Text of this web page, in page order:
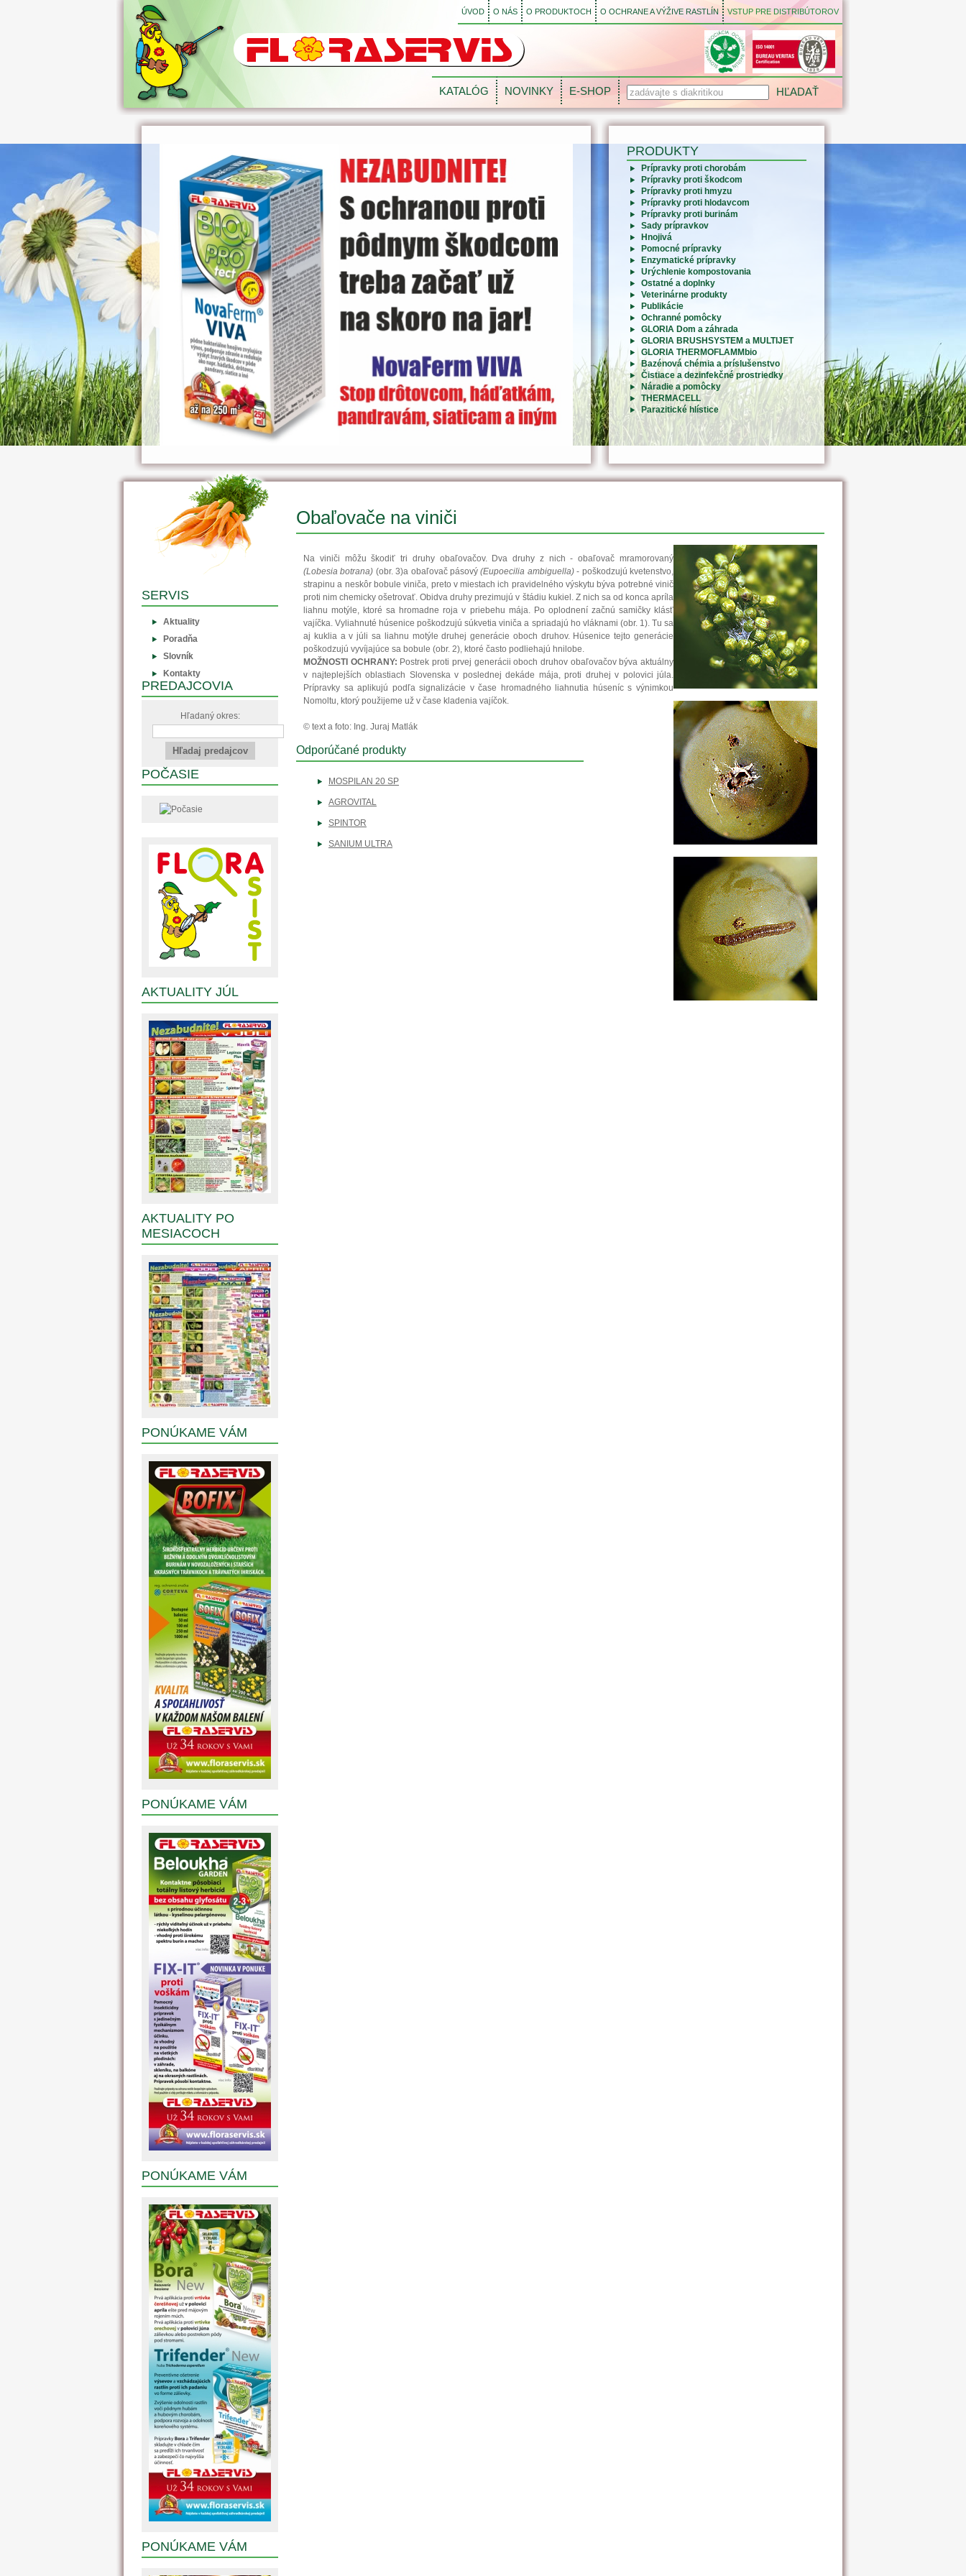
ÚVOD O NÁS O PRODUKTOCH O OCHRANE A VÝŽIVE RASTLÍN VSTUP PRE DISTRIBÚTOROV
KATALÓG NOVINKY E-SHOP
PRODUKTY
Prípravky proti chorobám
Prípravky proti škodcom
Prípravky proti hmyzu
Prípravky proti hlodavcom
Prípravky proti burinám
Sady prípravkov
Hnojivá
Pomocné prípravky
Enzymatické prípravky
Urýchlenie kompostovania
Ostatné a doplnky
Veterinárne produkty
Publikácie
Ochranné pomôcky
GLORIA Dom a záhrada
GLORIA BRUSHSYSTEM a MULTIJET
GLORIA THERMOFLAMMbio
Bazénová chémia a príslušenstvo
Čistiace a dezinfekčné prostriedky
Náradie a pomôcky
THERMACELL
Parazitické hlístice
Obaľovače na viniči
Na viniči môžu škodiť tri druhy obaľovačov. Dva druhy z nich - obaľovač mramorovaný
(Lobesia botrana) (obr. 3)a obaľovač pásový(Eupoecilia ambiguella)- poškodzujú kvetenstvo,
strapinu a neskôr bobule viniča, preto v miestach ich pravidelného výskytu býva potrebné vinič
proti nim chemicky ošetrovať. Obidva druhy prezimujú v štádiu kukiel. Z nich sa od konca apríla
liahnu motýle, ktoré sa hromadne roja v priebehu mája. Po oplodnení začnú samičky klásť
vajíčka. Vyliahnuté húsenice poškodzujú súkvetia viniča a spriadajú ho vláknami (obr. 1). Tu sa
aj kuklia a v júli sa liahnu motýle druhej generácie oboch druhov. Húsenice tejto generácie
poškodzujú vyvíjajúce sa bobule (obr. 2), ktoré často podliehajú hnilobe.
MOŽNOSTI OCHRANY: Postrek proti prvej generácii oboch druhov obaľovačov býva aktuálny
v najteplejších oblastiach Slovenska v poslednej dekáde mája, proti druhej v polovici júla.
Prípravky sa aplikujú podľa signalizácie v čase hromadného liahnutia húseníc s výnimkou
Nomoltu, ktorý použijeme už v čase kladenia vajíčok.
© text a foto: Ing. Juraj Matlák
Odporúčané produkty
MOSPILAN 20 SP
AGROVITAL
SPINTOR
SANIUM ULTRA
SERVIS
Aktuality
Poradňa
Slovník
Kontakty
PREDAJCOVIA
Hľadaný okres:
POČASIE
AKTUALITY JÚL
AKTUALITY PO
MESIACOCH
PONÚKAME VÁM
PONÚKAME VÁM
PONÚKAME VÁM
PONÚKAME VÁM